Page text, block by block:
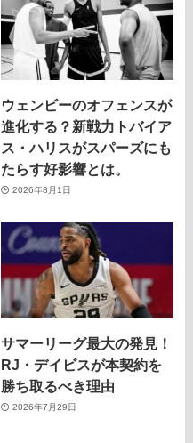
ウェンビーのオフェンスが
進化する？新戦力トバイア
ス・ハリスがスパーズにも
たらす好影響とは。
2026年8月1日
サマーリーグ最大の発見！
RJ・デイビスが本契約を
勝ち取るべき理由
2026年7月29日